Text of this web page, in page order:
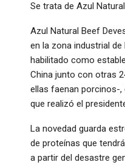
Se trata de Azul
Azul Natural Beef
en la zona industrial
habilitado como
China junto con otras
ellas faenan porcinos-,
que realizó el
La novedad guarda
de proteínas que
a partir del desastre